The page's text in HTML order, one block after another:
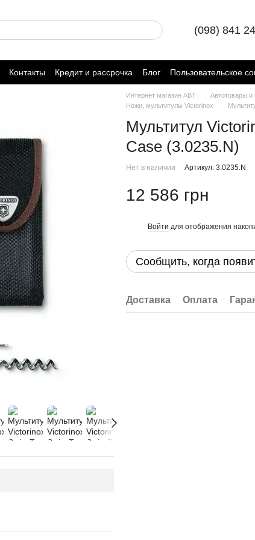
(098) 841
Контакты Кредит и рассрочка Блог
Пользовательское
Интернет магазин ABT
Автотовары и
Ножи, мультитулы Victorinox
Мультитул
Case (3.0235.N)
Нет в наличии Артикул: 3.0235.N
12 586 грн
Войти для отображения
Сообщить, когда
Доставка Оплата